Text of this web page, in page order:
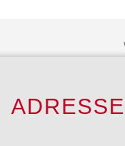
ADRESSE